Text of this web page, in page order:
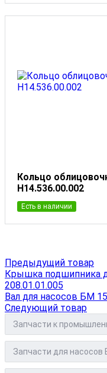
Кольцо
Н14.536.00.002
Есть в наличии
Предыдущий товар
Крышка подшипника
208.01.01.005
Вал для насосов БМ
Следующий товар
Запчасти к
Запчасти для насосов